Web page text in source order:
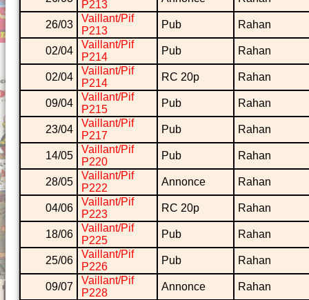
P213
26/03
Vaillant/Pif
P213
Pub Rahan
02/04
Vaillant/Pif
P214
Pub Rahan
02/04
Vaillant/Pif
P214
RC 20p Rahan
09/04
Vaillant/Pif
P215
Pub Rahan
23/04
Vaillant/Pif
P217
Pub Rahan
14/05
Vaillant/Pif
P220
Pub Rahan
28/05
Vaillant/Pif
P222
Annonce Rahan
04/06
Vaillant/Pif
P223
RC 20p Rahan
18/06
Vaillant/Pif
P225
Pub Rahan
25/06
Vaillant/Pif
P226
Pub Rahan
09/07
Vaillant/Pif
P228
Annonce Rahan